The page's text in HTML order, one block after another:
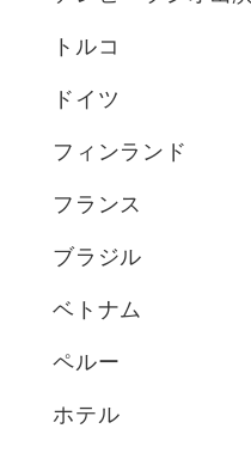
トルコ
ドイツ
フィンランド
フランス
ブラジル
ベトナム
ペルー
ホテル